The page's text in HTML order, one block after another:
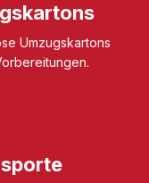
Umzugskartons